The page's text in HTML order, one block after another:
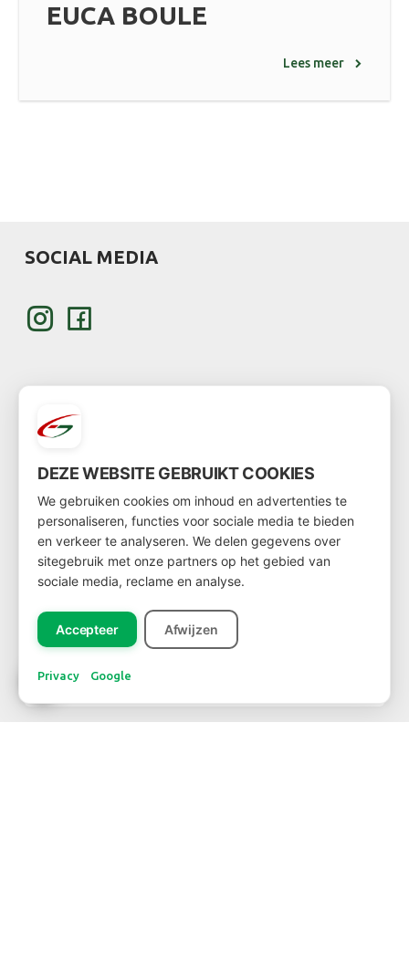
EUCA BOULE
Lees meer
SOCIAL MEDIA
KLANT WORDEN
Ga dan viadeze linknaar het klantenformulier
NIEUWSBRIEF
DEZE WEBSITE GEBRUIKT COOKIES
We gebruiken cookies om inhoud en advertenties te
personaliseren, functies voor sociale media te bieden
en verkeer te analyseren. We delen gegevens over
sitegebruik met onze partners op het gebied van
sociale media, reclame en analyse.
Accepteer Afwijzen
Privacy Google